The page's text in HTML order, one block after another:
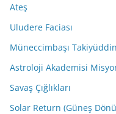
Ateş
Uludere Faciası
Müneccimbaşı
Astroloji Akademisi
Savaş Çığlıkları
Solar Return (Güneş